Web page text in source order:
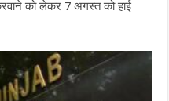
को लेकर 7 अगस्त को हाई